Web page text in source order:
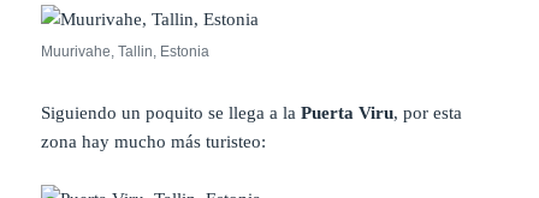
Muurivahe, Tallin, Estonia
Siguiendo un poquito se llega a la Puerta Viru, por esta
zona hay mucho más turisteo: